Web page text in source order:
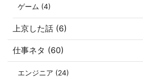
ゲーム (4)
上京した話 (6)
仕事ネタ (60)
エンジニア (24)